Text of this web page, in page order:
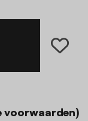
voorwaarden)